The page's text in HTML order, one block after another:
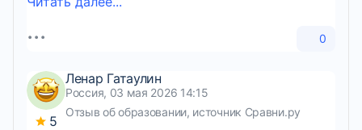
0
5
Ленар Гатаулин
Россия, 03 мая 2026 14:15
Отзыв об образовании, источник Сравни.ру